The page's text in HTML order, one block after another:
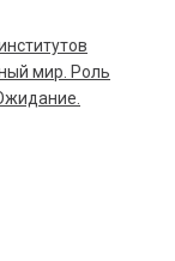
мир. Роль